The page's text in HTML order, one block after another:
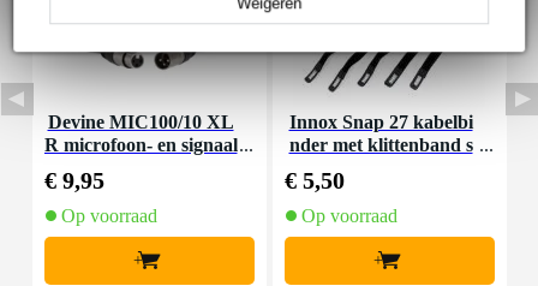
Devine MIC100/10 XL
R microfoon- en signaal
€ 9,95
Op voorraad
+
Innox Snap 27 kabelbi
nder met klittenband s
€ 5,50
Op voorraad
+